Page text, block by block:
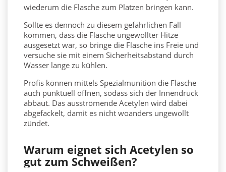
wiederum die Flasche zum Platzen bringen kann.
Sollte es dennoch zu diesem gefährlichen Fall
kommen, dass die Flasche ungewollter Hitze
ausgesetzt war, so bringe die Flasche ins Freie und
versuche sie mit einem Sicherheitsabstand durch
Wasser lange zu kühlen.
Profis können mittels Spezialmunition die Flasche
auch punktuell öffnen, sodass sich der Innendruck
abbaut. Das ausströmende Acetylen wird dabei
abgefackelt, damit es nicht woanders ungewollt
zündet.
Warum eignet sich Acetylen so
gut zum Schweißen?